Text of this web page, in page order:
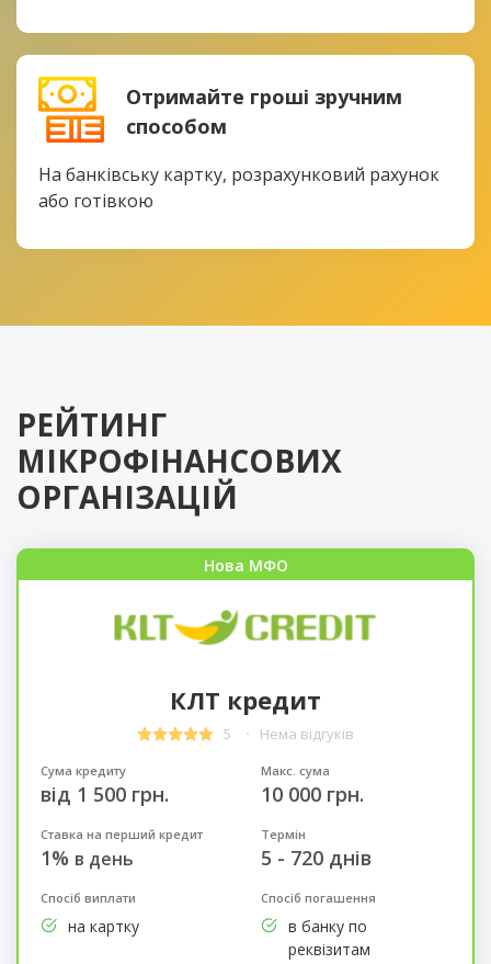
Отримайте гроші зручним
способом
На банківську картку, розрахунковий рахунок
або готівкою
РЕЙТИНГ
МІКРОФІНАНСОВИХ
ОРГАНІЗАЦІЙ
Нова МФО
КЛТ кредит
5 Нема відгуків
Сума кредиту
від 1 500 грн.
Макс. сума
10 000 грн.
Ставка на перший кредит
1% в день
Термін
5 - 720 днів
Спосіб виплати
на картку
Спосіб погашення
в банку по
реквізитам